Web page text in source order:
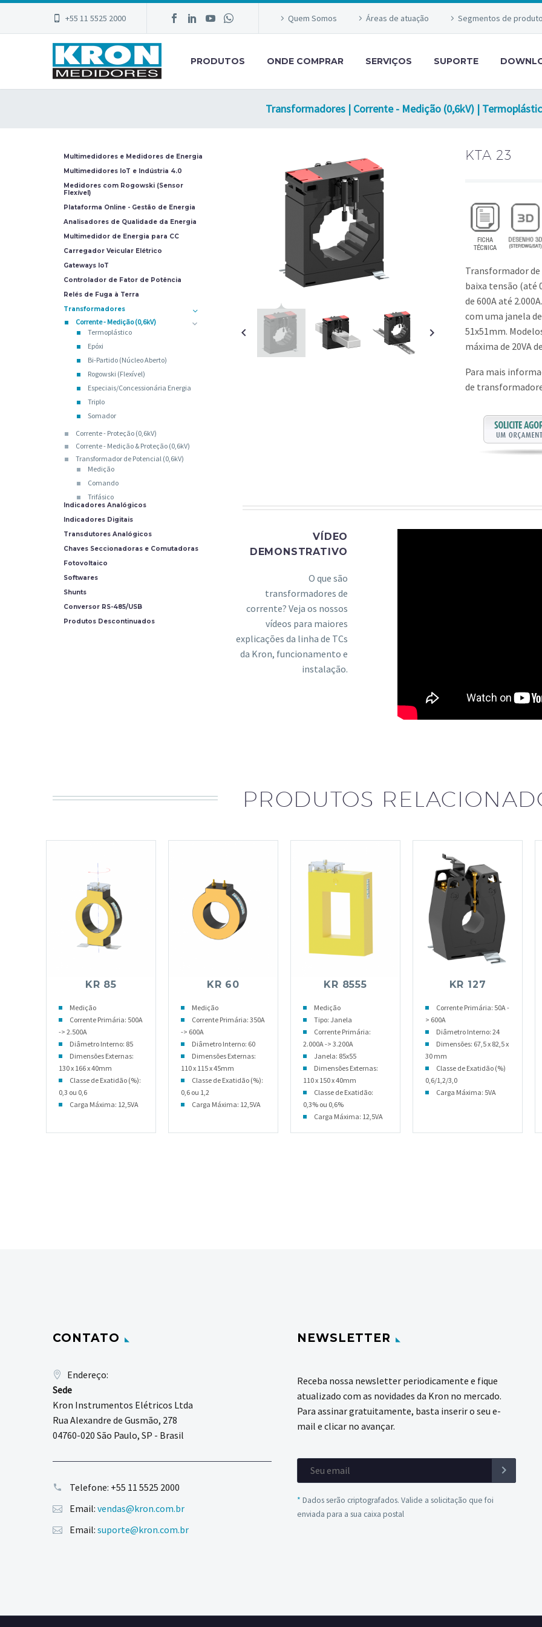
+55 11 5525 2000 Quem Somos Áreas de atuação Segmentos de
PRODUTOS ONDE COMPRAR SERVIÇOS SUPORTE
Transformadores | Corrente - Medição (0,6kV) |
KTA 23
Transformador
baixa tensão (até
de 600A até
com uma janela
51x51mm.
máxima de 20VA
Para mais
de
VÍDEO
DEMONSTRATIVO
O que são
transformadores de
corrente? Veja os nossos
vídeos para maiores
explicações da linha de TCs
da Kron, funcionamento e
instalação.
Multimedidores e Medidores de Energia
Multimedidores IoT e Indústria 4.0
Medidores com Rogowski (Sensor
Flexível)
Plataforma Online - Gestão de Energia
Analisadores de Qualidade da Energia
Multimedidor de Energia para CC
Carregador Veicular Elétrico
Gateways IoT
Controlador de Fator de Potência
Relés de Fuga à Terra
Transformadores
Corrente - Medição (0,6kV)
Termoplástico
Epóxi
Bi-Partido (Núcleo Aberto)
Rogowski (Flexível)
Especiais/Concessionária Energia
Triplo
Somador
Corrente - Proteção (0,6kV)
Corrente - Medição & Proteção (0,6kV)
Transformador de Potencial (0,6kV)
Medição
Comando
Trifásico
Indicadores Analógicos
Indicadores Digitais
Transdutores Analógicos
Chaves Seccionadoras e Comutadoras
Fotovoltaico
Softwares
Shunts
Conversor RS-485/USB
Produtos Descontinuados
PRODUTOS
KR 85
Medição
Corrente Primária: 500A
-> 2.500A
Diâmetro Interno: 85
Dimensões Externas:
130 x 166 x 40mm
Classe de Exatidão (%):
0,3 ou 0,6
Carga Máxima: 12,5VA
KR 60
Medição
Corrente Primária: 350A
-> 600A
Diâmetro Interno: 60
Dimensões Externas:
110 x 115 x 45mm
Classe de Exatidão (%):
0,6 ou 1,2
Carga Máxima: 12,5VA
KR 8555
Medição
Tipo: Janela
Corrente Primária:
2.000A -> 3.200A
Janela: 85x55
Dimensões Externas:
110 x 150 x 40mm
Classe de Exatidão:
0,3% ou 0,6%
Carga Máxima: 12,5VA
KR 127
Corrente Primária: 50A -
> 600A
Diâmetro Interno: 24
Dimensões: 67,5 x 82,5 x
30 mm
Classe de Exatidão (%)
0,6/1,2/3,0
Carga Máxima: 5VA
CONTATO
Endereço:
Sede
Kron Instrumentos Elétricos Ltda
Rua Alexandre de Gusmão, 278
04760-020 São Paulo, SP - Brasil
Telefone: +55 11 5525 2000
Email: vendas@kron.com.br
Email: suporte@kron.com.br
NEWSLETTER
Receba nossa newsletter periodicamente e fique
atualizado com as novidades da Kron no mercado.
Para assinar gratuitamente, basta inserir o seu e-
mail e clicar no avançar.
* Dados serão criptografados. Valide a solicitação que foi
enviada para a sua caixa postal